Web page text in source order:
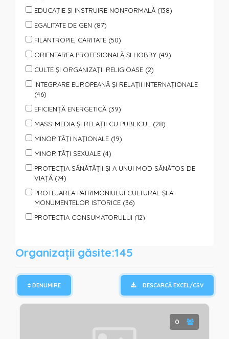
EDUCAŢIE ŞI INSTRUIRE NONFORMALĂ (138)
EGALITATE DE GEN (87)
FILANTROPIE, CARITATE (50)
ORIENTAREA PROFESIONALĂ ȘI HOBBY (49)
CULTE ŞI ORGANIZAŢII RELIGIOASE (2)
INTEGRARE EUROPEANĂ ȘI RELAȚII INTERNAȚIONALE
(46)
EFICIENȚĂ ENERGETICĂ (39)
MASS-MEDIA ȘI RELAȚII CU PUBLICUL (28)
MINORITĂŢI NAŢIONALE (19)
MINORITĂȚI SEXUALE (4)
PROTECȚIA SĂNĂTĂȚII ȘI A UNUI MOD SĂNĂTOS DE
VIAȚĂ (74)
PROTEJAREA PATRIMONIULUI CULTURAL ȘI A
MONUMENTELOR ISTORICE (36)
PROTECȚIA CONSUMATORULUI (12)
PROTECȚIA PERSOANELOR SUPUSE VIOLENȚEI (40)
SPORT, TURISM, ODIHNĂ ŞI AGREMENT (65)
SPRIJIN PENTRU FAMILII ȘI COPII (95)
SPRIJIN PERSOANELOR CU DIZABILITĂȚI (85)
SPRIJIN PERSOANELOR SOCIAL VULNERABILE (110)
Organizații găsite:145
DENUMIRE DESCARCĂ EXCEL/CSV
0